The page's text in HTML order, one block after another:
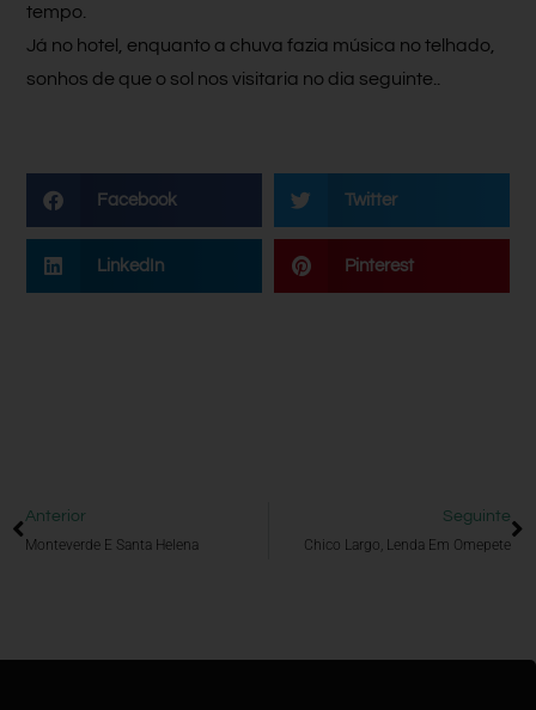
tempo.
Já no hotel, enquanto a chuva fazia música no telhado,
sonhos de que o sol nos visitaria no dia seguinte..
Facebook Twitter
LinkedIn Pinterest
Anterior
Monteverde E Santa Helena
Seguinte
Chico Largo, Lenda Em Omepete